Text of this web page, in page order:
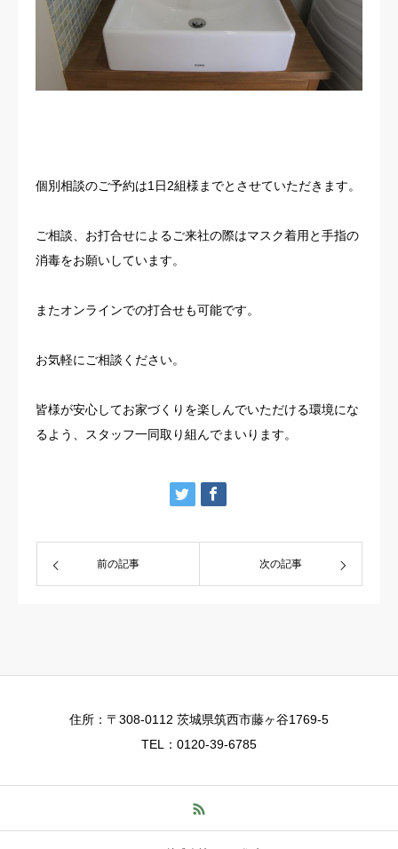
個別相談のご予約は1日2組様までとさせていただきます。
ご相談、お打合せによるご来社の際はマスク着用と手指の
消毒をお願いしています。
またオンラインでの打合せも可能です。
お気軽にご相談ください。
皆様が安心してお家づくりを楽しんでいただける環境にな
るよう、スタッフ一同取り組んでまいります。
前の記事 次の記事
住所：〒308-0112 茨城県筑西市藤ヶ谷1769-5
TEL：0120-39-6785